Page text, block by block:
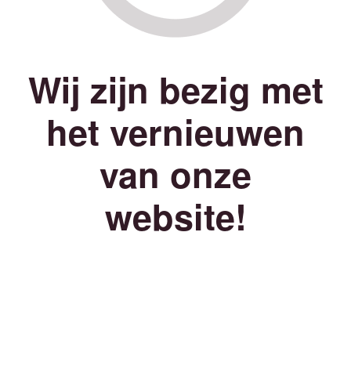
Wij zijn bezig met
het vernieuwen
van onze
website!